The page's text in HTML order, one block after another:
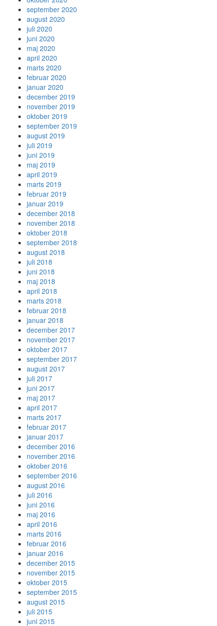
september 2020
august 2020
juli 2020
juni 2020
maj 2020
april 2020
marts 2020
februar 2020
januar 2020
december 2019
november 2019
oktober 2019
september 2019
august 2019
juli 2019
juni 2019
maj 2019
april 2019
marts 2019
februar 2019
januar 2019
december 2018
november 2018
oktober 2018
september 2018
august 2018
juli 2018
juni 2018
maj 2018
april 2018
marts 2018
februar 2018
januar 2018
december 2017
november 2017
oktober 2017
september 2017
august 2017
juli 2017
juni 2017
maj 2017
april 2017
marts 2017
februar 2017
januar 2017
december 2016
november 2016
oktober 2016
september 2016
august 2016
juli 2016
juni 2016
maj 2016
april 2016
marts 2016
februar 2016
januar 2016
december 2015
november 2015
oktober 2015
september 2015
august 2015
juli 2015
juni 2015